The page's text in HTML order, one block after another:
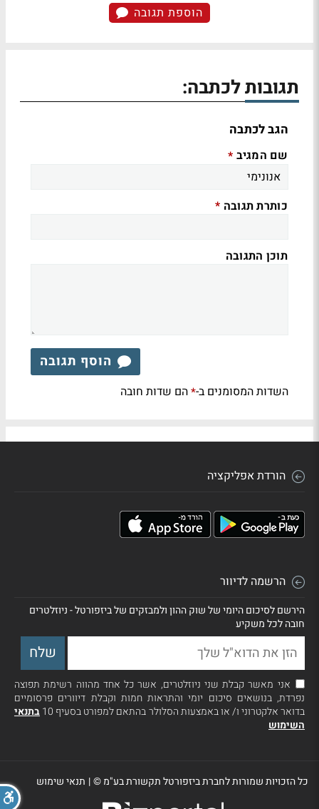
הוספת תגובה
תגובות לכתבה:
הגב לכתבה
שם המגיב *
כותרת תגובה *
תוכן התגובה
הוסף תגובה
השדות המסומנים ב-*הם שדות חובה
הורדת אפליקציה
הרשמה לדיוור
הירשם לסיכום היומי של שוק ההון ולמבזקים של ביזפורטל - ניוזלטרים
חובה לכל משקיע
אני מאשר קבלת שני ניוזלטרים, אשר כל אחד מהווה רשימת תפוצה
נפרדת, בנושאים סיכום יומי והתראות חמות וקבלת דיוורים פרסומיים
בדואר אלקטרוני ו/ או באמצעות הסלולר בהתאם למפורט בסעיף 10
בתנאי
השימוש
כל הזכויות שמורות לחברת ביזפורטל תקשורת בע"מ ©| תנאי שימוש